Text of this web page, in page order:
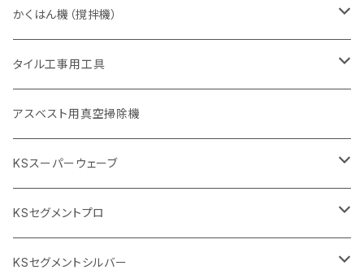
セグメント（特殊凸凹加工チップ
一般道路カッター用
355mm（14インチ）
305mm（12インチ）
355mm（14インチ）
押し切り（タイル切断機）
本体
電動切断機
本体
ダイヤモンドホイール
ブリック＆ブロック用切断機
穴あけ用工具
タイルニッパー
プロ用鏝（こて）
かくはん機（撹拌機）
本体
低速回転
高速回転
付属品
撹拌羽根
撹拌軸
タイル工事用工具
手動工具
押し切り（手動切断機
押し切り替え刃（手動切断機替え刃
電動工具
電動切断機
タイルパッチ（ビブラート
アスベスト用真空掃除機
KSスーパーウェーブ
105mm（4インチ）
125ｍｍ（5インチ）
KSセグメントプロ
105mm（4インチ）
KSセグメントシルバー